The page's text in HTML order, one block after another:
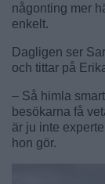
någonting mer
enkelt.
Dagligen ser
och tittar på
– Så himla
besökarna få
är ju inte
hon gör.